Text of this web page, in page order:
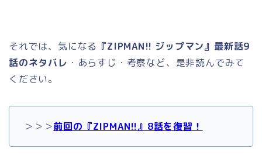
それでは、気になる 『ZIPMAN!! ジップマン』最新話9
話のネタバレ ・あらすじ・考察など、是非読んでみて
ください。
＞＞＞前回の『ZIPMAN!!』8話を復習！